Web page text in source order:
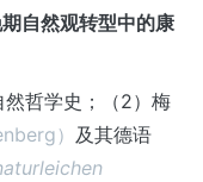
自然观转型中的康
哲学史；（2）梅
） 及其德语